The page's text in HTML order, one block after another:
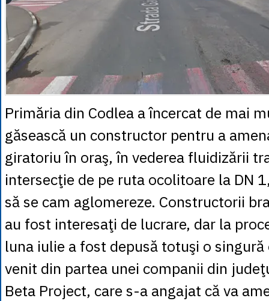
Primăria din Codlea a încercat de mai
găsească un constructor pentru a
giratoriu în oraş, în vederea fluidizării
intersecţie de pe ruta ocolitoare la DN
să se cam aglomereze. Constructorii
au fost interesaţi de lucrare, dar la
luna iulie a fost depusă totuşi o
venit din partea unei companii din
Beta Project, care s-a angajat că va